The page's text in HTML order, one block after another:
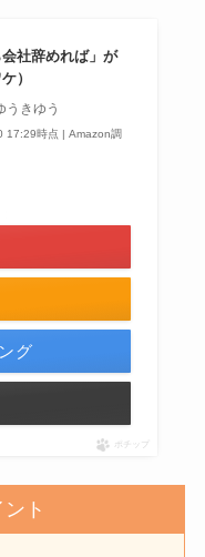
会社辞めれば」が
）
うきゆう
17:29時点 | Amazon調
グ
ポチップ
ト